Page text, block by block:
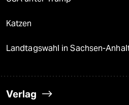
Katzen
Landtagswahl in Sachsen-
Verlag